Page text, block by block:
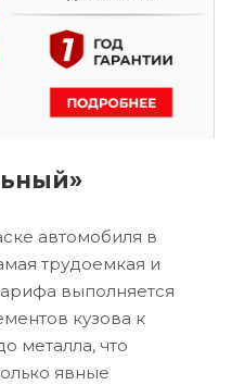
автомобиля в
трудоемкая и
выполняется
кузова к
металла, что
явные